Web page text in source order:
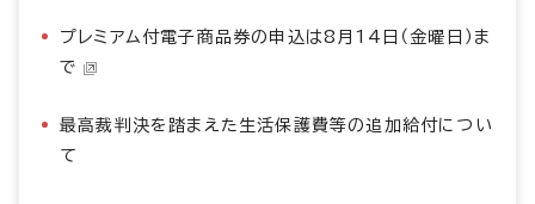
プレミアム付電子商品券の申込は8月14日（金曜日）ま
で
最高裁判決を踏まえた生活保護費等の追加給付につい
て